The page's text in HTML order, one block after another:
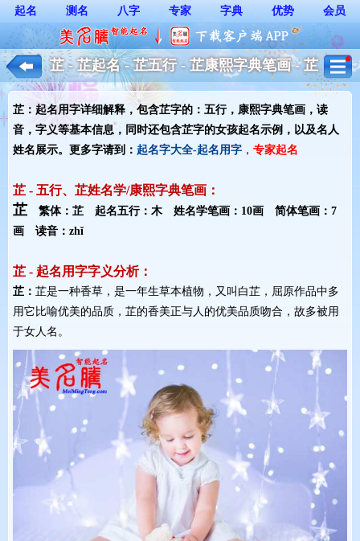
起名 测名 八字 专家 字典 优势 会员
芷 - 芷起名 - 芷五行 - 芷康熙字典笔画 - 芷
起名用字解释 - 女孩起名
芷：起名用字详细解释，包含芷字的：五行，康熙字典笔画，读
音，字义等基本信息，同时还包含芷字的女孩起名示例，以及名人
姓名展示。更多字请到： 起名字大全-起名用字 ， 专家起名
芷 - 五行、芷姓名学/康熙字典笔画：
芷 繁体：芷 起名五行：木 姓名学笔画：10画 简体笔画：7
画 读音：zhǐ
芷 - 起名用字字义分析：
芷： 芷是一种香草，是一年生草本植物，又叫白芷，屈原作品中多
用它比喻优美的品质，芷的香美正与人的优美品质吻合，故多被用
于女人名。